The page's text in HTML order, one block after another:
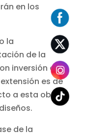
en los
la
de la
inversión de
es de
a esta obra
de la